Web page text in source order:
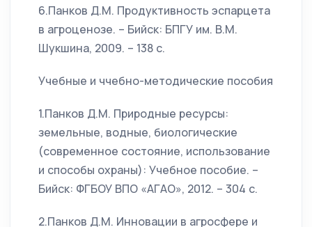
6.Панков Д.М. Продуктивность эспарцета
в агроценозе. – Бийск: БПГУ им. В.М.
Шукшина, 2009. – 138 с.
Учебные и ччебно-методические пособия
1.Панков Д.М. Природные ресурсы:
земельные, водные, биологические
(современное состояние, использование
и способы охраны): Учебное пособие. –
Бийск: ФГБОУ ВПО «АГАО», 2012. – 304 с.
2.Панков Д.М. Инновации в агросфере и